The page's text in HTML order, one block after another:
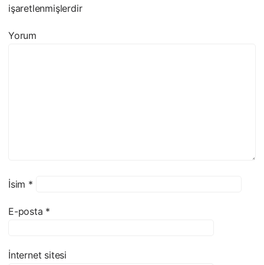
işaretlenmişlerdir
Yorum
İsim *
E-posta *
İnternet sitesi